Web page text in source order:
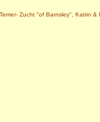
Zucht "of Barnsley", Katrin &